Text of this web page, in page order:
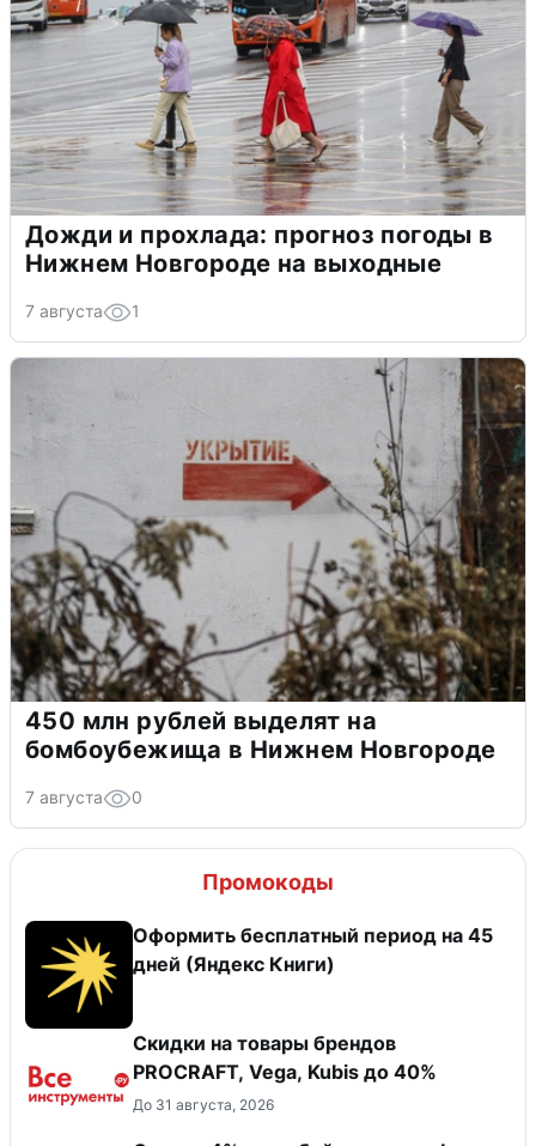
Дожди и прохлада: прогноз погоды в
Нижнем Новгороде на выходные
7 августа 1
450 млн рублей выделят на
бомбоубежища в Нижнем Новгороде
7 августа 0
Промокоды
Оформить бесплатный период на 45
дней (Яндекс Книги)
Скидки на товары брендов
PROCRAFT, Vega, Kubis до 40%
До 31 августа, 2026